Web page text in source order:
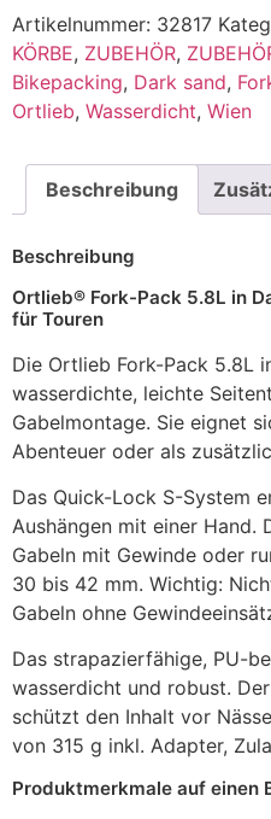
Artikelnummer: 32817
KÖRBE, ZUBEHÖR,
Bikepacking, Dark sand,
Ortlieb, Wasserdicht, Wien
Beschreibung
Beschreibung
Ortlieb® Fork-Pack 5.8L in
für Touren
Die Ortlieb Fork-Pack 5.8L
wasserdichte, leichte
Gabelmontage. Sie eignet
Abenteuer oder als
Das Quick-Lock S-System
Aushängen mit einer Hand.
Gabeln mit Gewinde oder
30 bis 42 mm. Wichtig:
Gabeln ohne
Das strapazierfähige, PU-
wasserdicht und robust.
schützt den Inhalt vor
von 315 g inkl. Adapter,
Produktmerkmale auf einen